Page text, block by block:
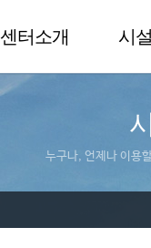
센터소개 시
누구나, 언제나 이용